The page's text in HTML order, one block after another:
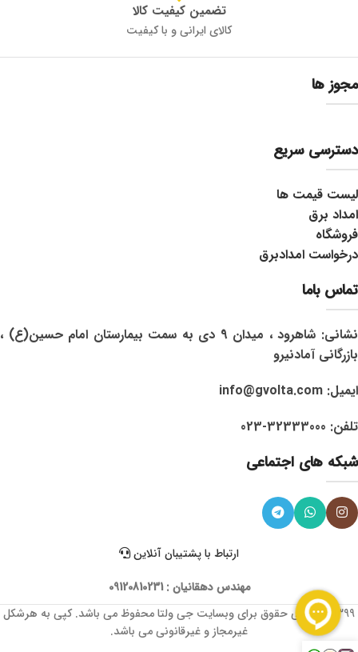
تضمین کیفیت کالا
کالای ایرانی و با کیفیت
مجوز ها
دسترسی سریع
لیست قیمت ها
امداد برق
فروشگاه
درخواست امدادبرق
تماس باما
نشانی: شاهرود ، میدان 9 دی به سمت بیمارستان امام حسین(ع) ،
بازرگانی آمادنیرو
ایمیل: info@gvolta.com
تلفن: 32333000-023
شبکه های اجتماعی
ارتباط با پشتیبان آنلاین
مهندس دهقانیان : 09120810231
1399 © تمامی حقوق برای وبسایت جی ولتا محفوظ می باشد. کپی به هرشکل
غیرمجاز و غیرقانونی می باشد.